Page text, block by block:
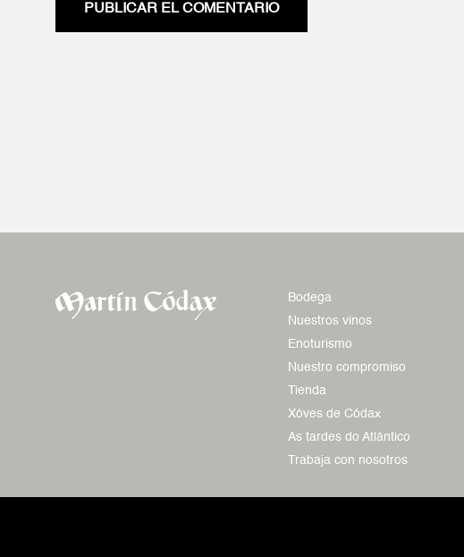
PUBLICAR EL COMENTARIO
Bodega
Nuestros vinos
Enoturismo
Nuestro compromiso
Tienda
Xóves de Códax
As tardes do Atlántico
Trabaja con nosotros